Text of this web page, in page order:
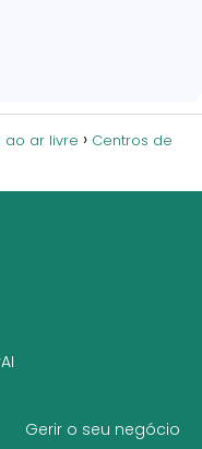
ao ar livre
Centros de
Gerir o seu negócio